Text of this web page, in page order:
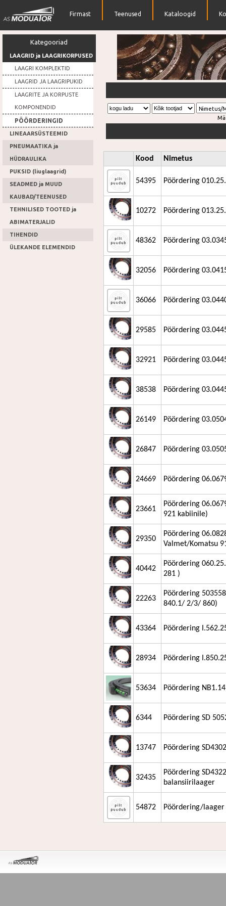
Firmast Teenused Kataloogid
Kategooriad
LAAGRID ja LAAGRIKORPUSED
LAAGRI KOMPLEKTID
LAAGRID JA LAAGRIPUKID
LAAGRITE JA KORPUSTE
KOMPONENDID
PÖÖRDERINGID
LINEAARSÜSTEEMID
PNEUMAATIKA ja
HÜDRAULIKA
PUKSID (liuglaagrid)
SEADMED ja MUUD
KAUBAD/TEENUSED
TEHNILISED TOOTED ja
ABIMATERJALID
TIHENDID
ÜLEKANDE ELEMENDID
Nimetus/
Kood Nimetus
54395 Pöördering
10272 Pöördering
48362 Pöördering
32056 Pöördering
36066 Pöördering
29585 Pöördering
32921 Pöördering
38538 Pöördering
26149 Pöördering
26847 Pöördering
24669 Pöördering
23661
Pöördering
921 kabiinile)
29350
Pöördering
Valmet/Komatsu
40442
Pöördering
281 )
22263
Pöördering
840.1/ 2/3/ 860)
43364 Pöördering
28934 Pöördering
53634 Pöördering
6344 Pöördering SD
13747 Pöördering
32435
Pöördering
balansiirilaager
54872 Pöördering/laager